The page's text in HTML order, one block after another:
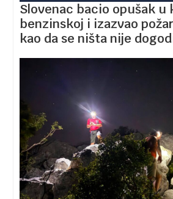
Slovenac bacio opušak u
benzinskoj i izazvao
kao da se ništa nije